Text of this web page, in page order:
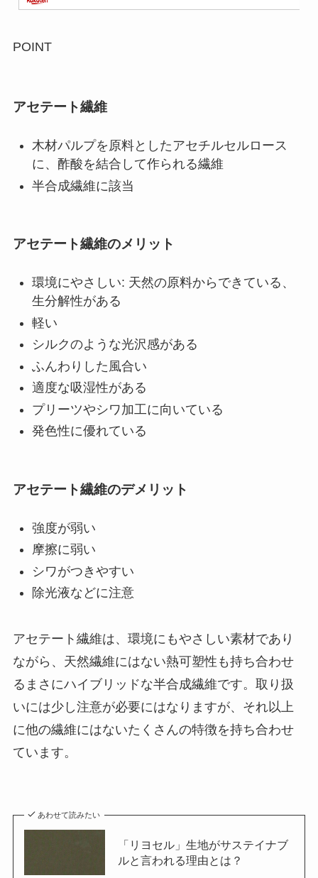
POINT
アセテート繊維
木材パルプを原料としたアセチルセルロース
に、酢酸を結合して作られる繊維
半合成繊維に該当
アセテート繊維のメリット
環境にやさしい: 天然の原料からできている、
生分解性がある
軽い
シルクのような光沢感がある
ふんわりした風合い
適度な吸湿性がある
プリーツやシワ加工に向いている
発色性に優れている
アセテート繊維のデメリット
強度が弱い
摩擦に弱い
シワがつきやすい
除光液などに注意
アセテート繊維は、環境にもやさしい素材であり
ながら、天然繊維にはない熱可塑性も持ち合わせ
るまさにハイブリッドな半合成繊維です。取り扱
いには少し注意が必要にはなりますが、それ以上
に他の繊維にはないたくさんの特徴を持ち合わせ
ています。
あわせて読みたい
「リヨセル」生地がサステイナブ
ルと言われる理由とは？